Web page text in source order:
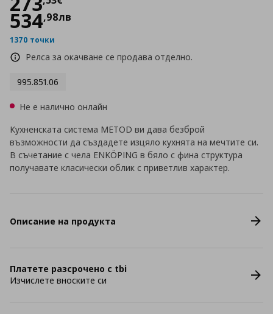
534,98лв
1370 точки
Релса за окачване се продава отделно.
995.851.06
Не е налично онлайн
Кухненската система METOD ви дава безброй
възможности да създадете изцяло кухнята на мечтите си.
В съчетание с чела ENKÖPING в бяло с фина структура
получавате класически облик с приветлив характер.
Описание на продукта
Платете разсрочено с tbi
Изчислете вноските си